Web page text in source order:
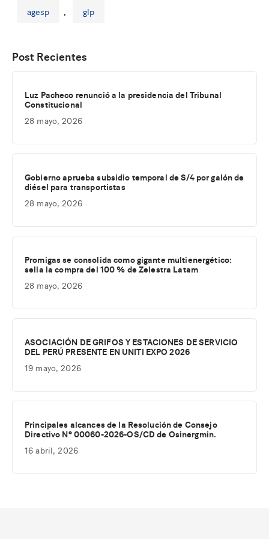
agesp , glp
Post Recientes
Luz Pacheco renunció a la presidencia del Tribunal
Constitucional
28 mayo, 2026
Gobierno aprueba subsidio temporal de S/4 por galón de
diésel para transportistas
28 mayo, 2026
Promigas se consolida como gigante multienergético:
sella la compra del 100 % de Zelestra Latam
28 mayo, 2026
ASOCIACIÓN DE GRIFOS Y ESTACIONES DE SERVICIO
DEL PERÚ PRESENTE EN UNITI EXPO 2026
19 mayo, 2026
Principales alcances de la Resolución de Consejo
Directivo Nº 00060-2026-OS/CD de Osinergmin.
16 abril, 2026